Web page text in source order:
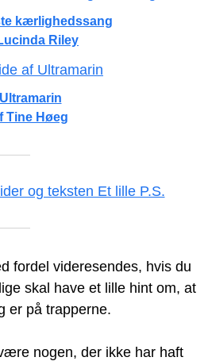
kærlighedssang
Riley
Ultramarin
Tine Høeg
fordel videresendes, hvis du
skal have et lille hint om, at
er på trapperne.
nogen, der ikke har haft